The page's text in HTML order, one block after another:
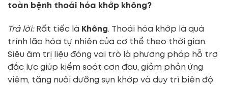
toàn bệnh thoái hóa khớp không?
Trả lời:Rất tiếc là Không. Thoái hóa khớp là quá
trình lão hóa tự nhiên của cơ thể theo thời gian.
Siêu âm trị liệu đóng vai trò là phương pháp hỗ trợ
đắc lực giúp kiểm soát cơn đau, giảm phản ứng
viêm, tăng nuôi dưỡng sụn khớp và duy trì biên độ